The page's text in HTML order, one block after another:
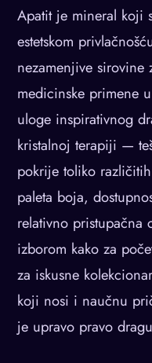
Apatit je mineral koji
estetskom
nezamenjive
medicinske primene
uloge inspirativnog
kristalnoj terapiji —
pokrije toliko
paleta boja,
relativno pristupačna
izborom kako za
za iskusne
koji nosi i naučnu
je upravo pravo